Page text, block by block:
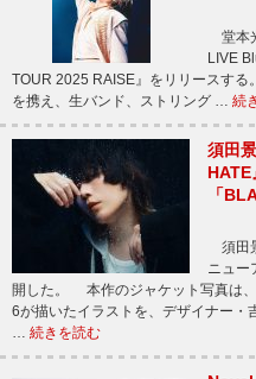
堂本
LIVE
TOUR 2025 RAISE』をリリースす
を携え、生バンド、ストリング … 続
須田
「
須田
ニュー
開した。 本作のジャケット写真は
6が描いたイラストを、デザイナー・
… 続きを読む